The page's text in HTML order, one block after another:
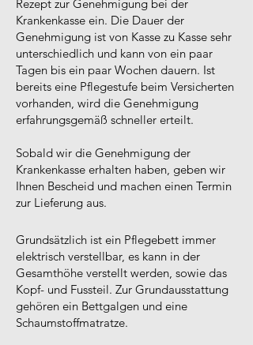
Rezept zur Genehmigung bei der
Krankenkasse ein. Die Dauer der
Genehmigung ist von Kasse zu Kasse sehr
unterschiedlich und kann von ein paar
Tagen bis ein paar Wochen dauern. Ist
bereits eine Pflegestufe beim Versicherten
vorhanden, wird die Genehmigung
erfahrungsgemäß schneller erteilt.
Sobald wir die Genehmigung der
Krankenkasse erhalten haben, geben wir
Ihnen Bescheid und machen einen Termin
zur Lieferung aus.
Grundsätzlich ist ein Pflegebett immer
elektrisch verstellbar, es kann in der
Gesamthöhe verstellt werden, sowie das
Kopf- und Fussteil. Zur Grundausstattung
gehören ein Bettgalgen und eine
Schaumstoffmatratze.